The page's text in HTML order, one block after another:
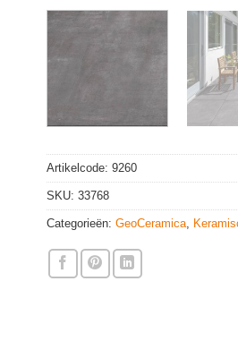
Artikelcode: 9260
SKU: 33768
Categorieën: GeoCeramica,